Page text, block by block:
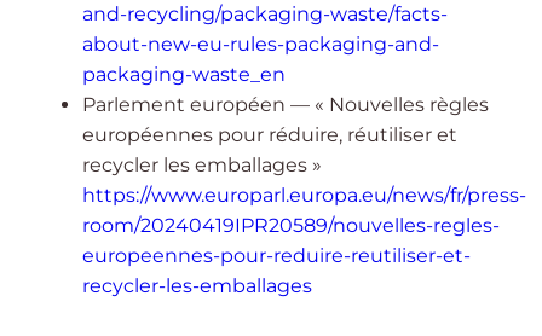
and-recycling/packaging-waste/facts-
about-new-eu-rules-packaging-and-
packaging-waste_en
Parlement européen — « Nouvelles règles
européennes pour réduire, réutiliser et
recycler les emballages »
https://www.europarl.europa.eu/news/fr/press-
room/20240419IPR20589/nouvelles-regles-
europeennes-pour-reduire-reutiliser-et-
recycler-les-emballages